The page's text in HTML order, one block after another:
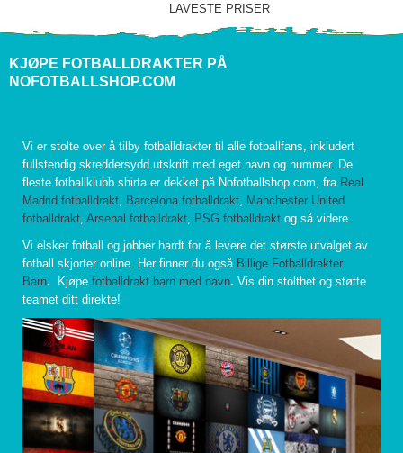
LAVESTE PRISER
KJØPE FOTBALLDRAKTER PÅ
NOFOTBALLSHOP.COM
Vi er stolte over å tilby fotballdrakter til alle fotballfans, inkludert
fullstendig skreddersydd utskrift med eget navn og nummer. De
fleste fotballklubb shirta er dekket på Nofotballshop.com, fra Real
Madrid fotballdrakt, Barcelona fotballdrakt, Manchester United
fotballdrakt, Arsenal fotballdrakt, PSG fotballdrakt og så videre.
Vi elsker fotball og jobber hardt for å levere det største utvalget av
fotball skjorter online. Her finner du også Billige Fotballdrakter
Barn. Kjøpe fotballdrakt barn med navn. Vis din stolthet og støtte
teamet ditt direkte!